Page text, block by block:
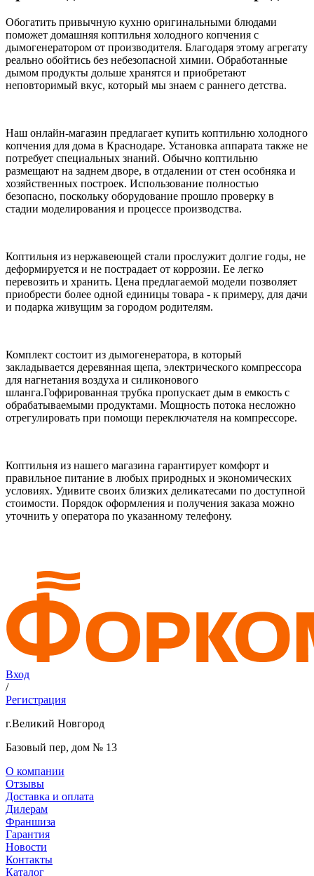
Обогатить привычную кухню оригинальными блюдами
поможет домашняя коптильня холодного копчения с
дымогенератором от производителя. Благодаря этому агрегату
реально обойтись без небезопасной химии. Обработанные
дымом продукты дольше хранятся и приобретают
неповторимый вкус, который мы знаем с раннего детства.
Наш онлайн-магазин предлагает купить коптильню холодного
копчения для дома в Краснодаре. Установка аппарата также не
потребует специальных знаний. Обычно коптильню
размещают на заднем дворе, в отдалении от стен особняка и
хозяйственных построек. Использование полностью
безопасно, поскольку оборудование прошло проверку в
стадии моделирования и процессе производства.
Коптильня из нержавеющей стали прослужит долгие годы, не
деформируется и не пострадает от коррозии. Ее легко
перевозить и хранить. Цена предлагаемой модели позволяет
приобрести более одной единицы товара - к примеру, для дачи
и подарка живущим за городом родителям.
Комплект состоит из дымогенератора, в который
закладывается деревянная щепа, электрического компрессора
для нагнетания воздуха и силиконового
шланга.Гофрированная трубка пропускает дым в емкость с
обрабатываемыми продуктами. Мощность потока несложно
отрегулировать при помощи переключателя на компрессоре.
Коптильня из нашего магазина гарантирует комфорт и
правильное питание в любых природных и экономических
условиях. Удивите своих близких деликатесами по доступной
стоимости. Порядок оформления и получения заказа можно
уточнить у оператора по указанному телефону.
Вход
/
Регистрация
г.Великий Новгород
Базовый пер, дом № 13
О компании
Отзывы
Доставка и оплата
Дилерам
Франшиза
Гарантия
Новости
Контакты
Каталог